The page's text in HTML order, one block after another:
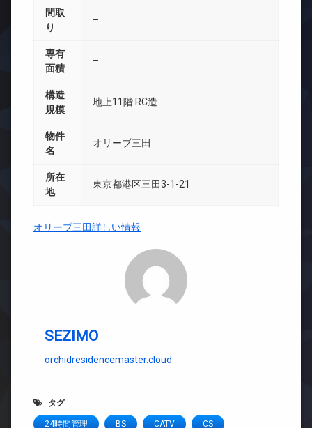
間取
り
–
専有
面積
–
構造
規模
地上11階 RC造
物件
名
オリーブ三田
所在
地
東京都港区三田3-1-21
オリーブ三田詳しい情報
SEZIMO
orchidresidencemaster.cloud
タグ
24時間管理 BS CATV CS